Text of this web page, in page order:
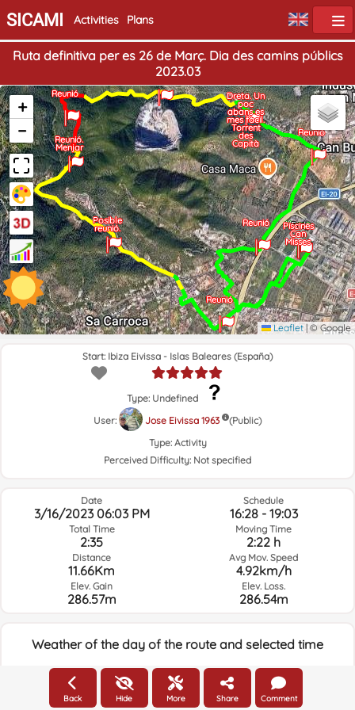
SICAMI Activities Plans
Ruta definitiva per es 26 de Març. Dia des camins públics
2023.03
Home
End
Reunió
Reunió
Dreta. Un
poc
abans es
mes fàcil.
Torrent
des
Capità
Reunió
Reunió
Reunió.
Menjar
Posible
reunió.
Reunió
Piscines
Can
Misses
+
−
Leaflet | © Google
Start: Ibiza Eivissa - Islas Baleares (España)
Type: Undefined
User:
Jose Eivissa 1963
(Public)
Type: Activity
Perceived Difficulty: Not specified
Date
3/16/2023 06:03 PM
Total Time
2:35
Distance
11.66Km
Elev. Gain
286.57m
Schedule
16:28 - 19:03
Moving Time
2:22 h
Avg Mov. Speed
4.92km/h
Elev. Loss.
286.54m
Weather of the day of the route and selected time
15:00
Back Hide More Share Comment